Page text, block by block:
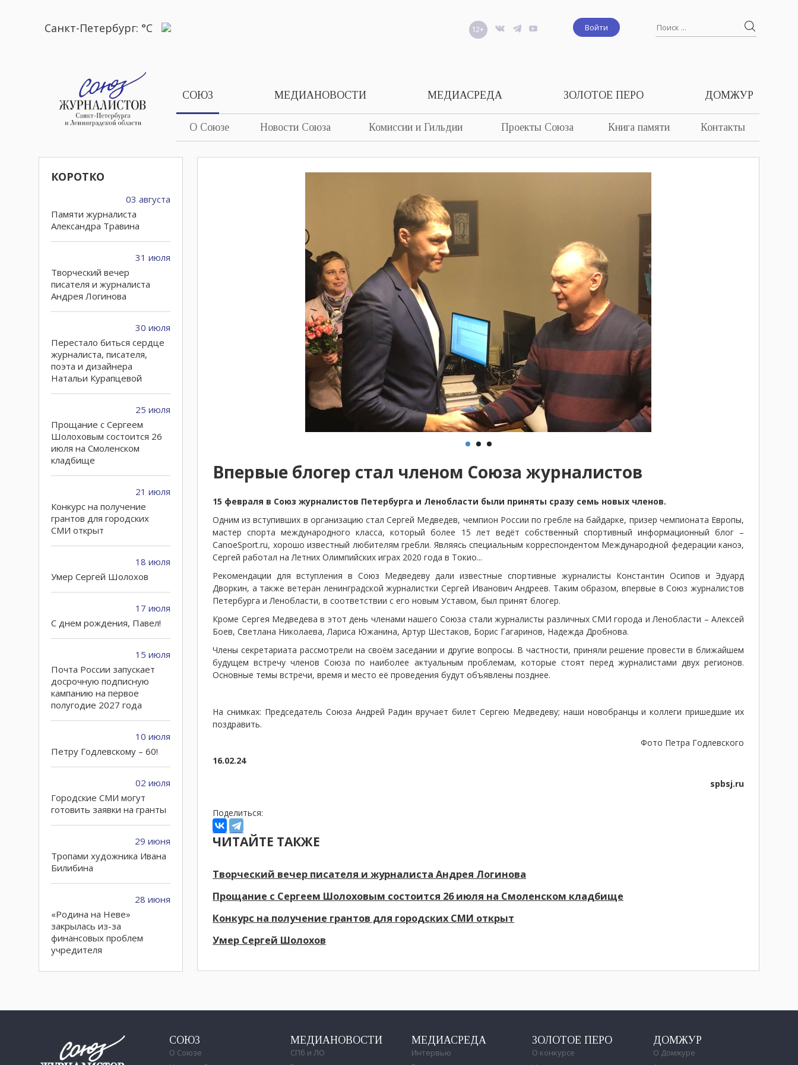
Санкт-Петербург: °C Войти
12+
СОЮЗ
О Союзе Новости Союза Комиссии и Гильдии Проекты Союза Книга памяти Контакты
МЕДИАНОВОСТИ МЕДИАСРЕДА ЗОЛОТОЕ ПЕРО ДОМЖУР
КОРОТКО
03 августа
Памяти журналиста
Александра Травина
31 июля
Творческий вечер
писателя и журналиста
Андрея Логинова
30 июля
Перестало биться сердце
журналиста, писателя,
поэта и дизайнера
Натальи Курапцевой
25 июля
Прощание с Сергеем
Шолоховым состоится 26
июля на Смоленском
кладбище
21 июля
Конкурс на получение
грантов для городских
СМИ открыт
18 июля
Умер Сергей Шолохов
17 июля
C днем рождения, Павел!
15 июля
Почта России запускает
досрочную подписную
кампанию на первое
полугодие 2027 года
10 июля
Петру Годлевскому – 60!
02 июля
Городские СМИ могут
готовить заявки на гранты
29 июня
Тропами художника Ивана
Билибина
28 июня
«Родина на Неве»
закрылась из-за
финансовых проблем
учредителя
поддержали иностранный
россиян
Впервые блогер стал членом Союза журналистов
15 февраля в Союз журналистов Петербурга и Ленобласти были приняты сразу семь новых членов.
Одним из вступивших в организацию стал Сергей Медведев, чемпион России по гребле на байдарке, призер чемпионата Европы,
мастер спорта международного класса, который более 15 лет ведёт собственный спортивный информационный блог –
CanoeSport.ru, хорошо известный любителям гребли. Являясь специальным корреспондентом Международной федерации каноэ,
Сергей работал на Летних Олимпийских играх 2020 года в Токио...
Рекомендации для вступления в Союз Медведеву дали известные спортивные журналисты Константин Осипов и Эдуард
Дворкин, а также ветеран ленинградской журналистки Сергей Иванович Андреев. Таким образом, впервые в Союз журналистов
Петербурга и Ленобласти, в соответствии с его новым Уставом, был принят блогер.
Кроме Сергея Медведева в этот день членами нашего Союза стали журналисты различных СМИ города и Ленобласти – Алексей
Боев, Светлана Николаева, Лариса Южанина, Артур Шестаков, Борис Гагаринов, Надежда Дробнова.
Члены секретариата рассмотрели на своём заседании и другие вопросы. В частности, приняли решение провести в ближайшем
будущем встречу членов Союза по наиболее актуальным проблемам, которые стоят перед журналистами двух регионов.
Основные темы встречи, время и место её проведения будут объявлены позднее.
На снимках: Председатель Союза Андрей Радин вручает билет Сергею Медведеву; наши новобранцы и коллеги пришедшие их
поздравить.
Фото Петра Годлевского
16.02.24
spbsj.ru
Поделиться:
ЧИТАЙТЕ ТАКЖЕ
Творческий вечер писателя и журналиста Андрея Логинова
Прощание с Сергеем Шолоховым состоится 26 июля на Смоленском кладбище
Конкурс на получение грантов для городских СМИ открыт
Умер Сергей Шолохов
СОЮЗ
О Союзе
МЕДИАНОВОСТИ
СПб и ЛО
МЕДИАСРЕДА
Интервью
ЗОЛОТОЕ ПЕРО
О конкурсе
ДОМЖУР
О Домжуре